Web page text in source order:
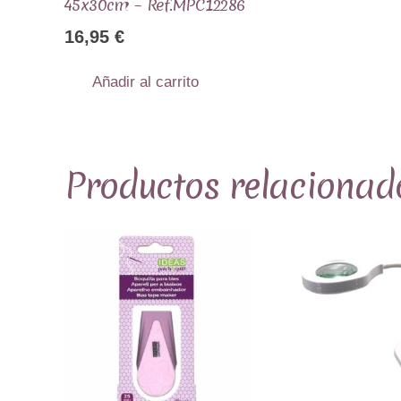
45x30cm – Ref.MPC12286
16,95 €
Añadir al carrito
Productos